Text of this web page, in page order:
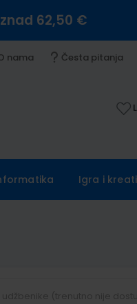
62,50 €
nama Česta pitanja
Igra i